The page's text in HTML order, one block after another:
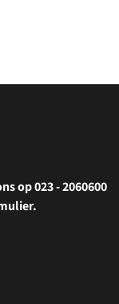
op 023 - 2060600